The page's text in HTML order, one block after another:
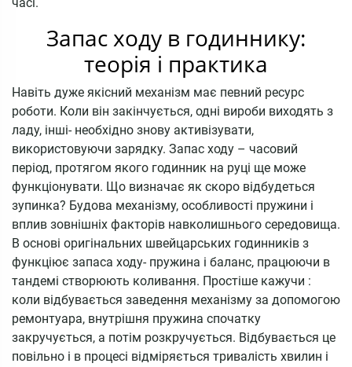
Запас ходу в годиннику:
теорія і практика
Навіть дуже якісний механізм має певний ресурс
роботи. Коли він закінчується, одні вироби виходять з
ладу, інші- необхідно знову активізувати,
використовуючи зарядку. Запас ходу – часовий
період, протягом якого годинник на руці ще може
функціонувати. Що визначає як скоро відбудеться
зупинка? Будова механізму, особливості пружини і
вплив зовнішніх факторів навколишнього середовища.
В основі оригінальних швейцарських годинників з
функціює запаса ходу- пружина і баланс, працюючи в
тандемі створюють коливання. Простіше кажучи :
коли відбувається заведення механізму за допомогою
ремонтуара, внутрішня пружина спочатку
закручується, а потім розкручується. Відбувається це
повільно і в процесі відміряється тривалість хвилин і